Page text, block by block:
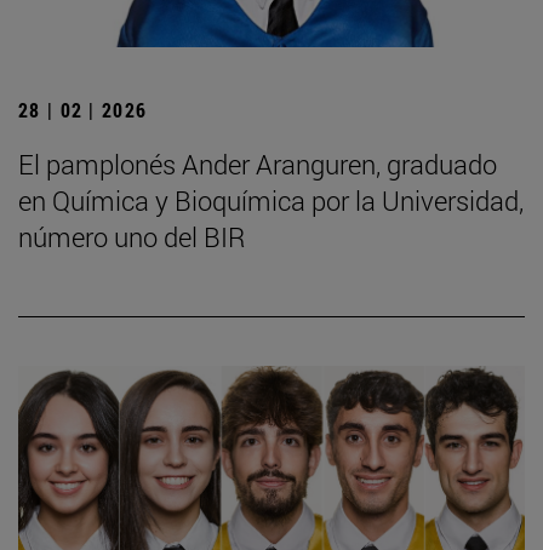
28 | 02 | 2026
El pamplonés Ander Aranguren, graduado
en Química y Bioquímica por la Universidad,
número uno del BIR